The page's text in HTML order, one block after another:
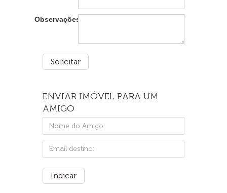
Observações:
ENVIAR IMÓVEL PARA UM
AMIGO